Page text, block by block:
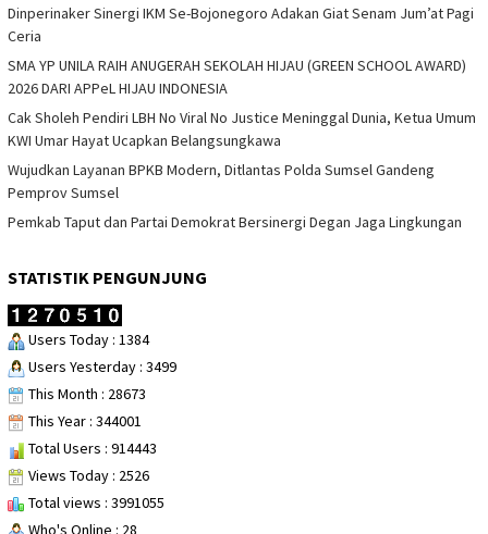
Dinperinaker Sinergi IKM Se-Bojonegoro Adakan Giat Senam Jum’at Pagi
Ceria
SMA YP UNILA RAIH ANUGERAH SEKOLAH HIJAU (GREEN SCHOOL AWARD)
2026 DARI APPeL HIJAU INDONESIA
Cak Sholeh Pendiri LBH No Viral No Justice Meninggal Dunia, Ketua Umum
KWI Umar Hayat Ucapkan Belangsungkawa
Wujudkan Layanan BPKB Modern, Ditlantas Polda Sumsel Gandeng
Pemprov Sumsel
Pemkab Taput dan Partai Demokrat Bersinergi Degan Jaga Lingkungan
STATISTIK PENGUNJUNG
Users Today : 1384
Users Yesterday : 3499
This Month : 28673
This Year : 344001
Total Users : 914443
Views Today : 2526
Total views : 3991055
Who's Online : 28